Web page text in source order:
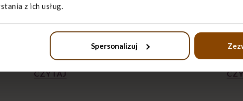
z ich usług.
Spersonalizuj
Jedzenie to bardzo ważny temat dla opiekuna.
Posiłki są podstawową formą…
CZYTAJ